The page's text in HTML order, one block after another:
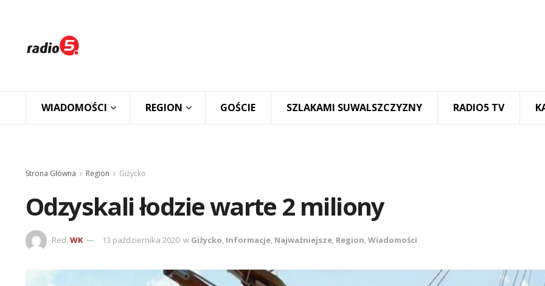
WIADOMOŚCI REGION GOŚCIE SZLAKAMI SUWALSZCZYZNY RADIO5 TV
Strona Główna Region Giżycko
Odzyskali łodzie warte 2 miliony
Red. WK 13 października 2020 w Giżycko, Informacje, Najważniejsze, Region,Wiadomości